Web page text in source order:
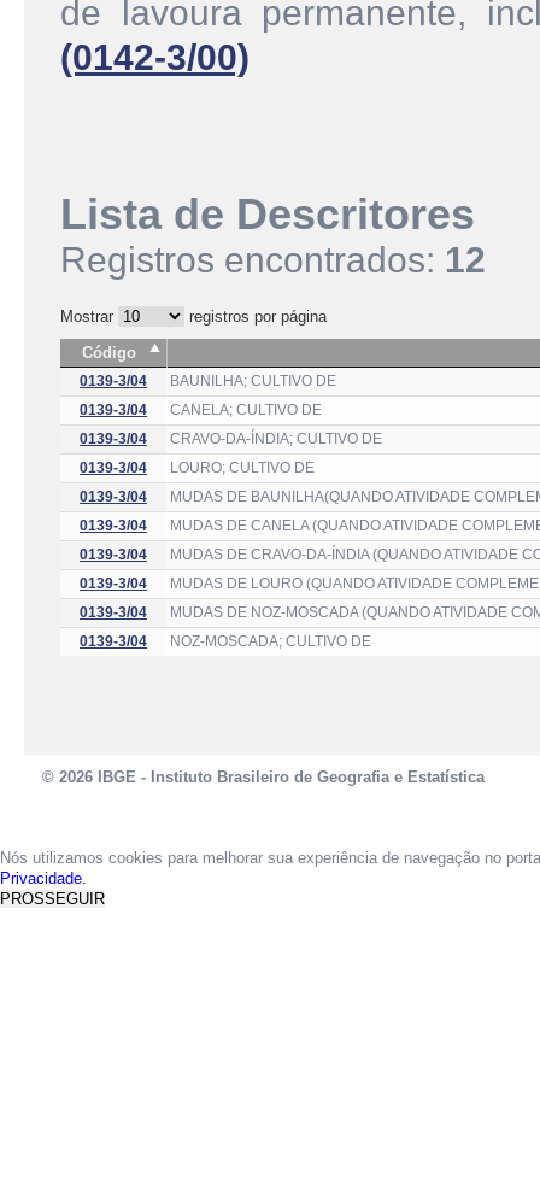
de lavoura permanente,
(0142-3/00)
Lista de Descritores
Registros encontrados: 12
Mostrar
registros por página
Código
0139-3/04
BAUNILHA; CULTIVO DE
0139-3/04
CANELA; CULTIVO DE
0139-3/04
CRAVO-DA-ÍNDIA; CULTIVO DE
0139-3/04
LOURO; CULTIVO DE
0139-3/04
MUDAS DE BAUNILHA(QUANDO ATIVIDADE
0139-3/04
MUDAS DE CANELA (QUANDO ATIVIDADE
0139-3/04
MUDAS DE CRAVO-DA-ÍNDIA (QUANDO ATIVIDADE
0139-3/04
MUDAS DE LOURO (QUANDO ATIVIDADE
0139-3/04
MUDAS DE NOZ-MOSCADA (QUANDO ATIVIDADE
0139-3/04
NOZ-MOSCADA; CULTIVO DE
© 2026 IBGE - Instituto Brasileiro de Geografia e Estatística
Nós utilizamos cookies para melhorar sua experiência de navegação no
Privacidade.
PROSSEGUIR